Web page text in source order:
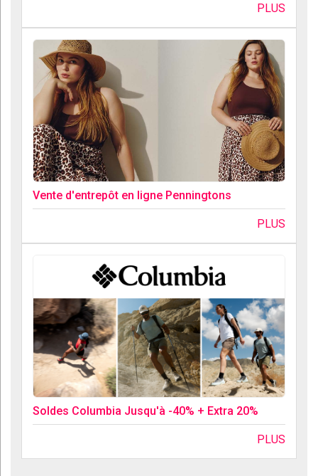
PLUS
Vente d'entrepôt en ligne Penningtons
PLUS
Soldes Columbia Jusqu'à -40% + Extra 20%
PLUS